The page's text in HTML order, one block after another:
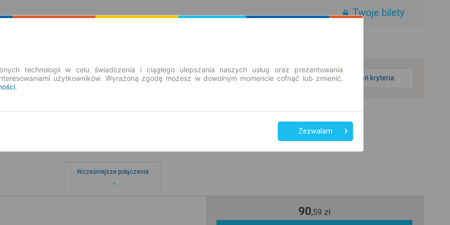
Twoje bilety
zmień kryteria
Wcześniejsze połączenia
90,59 zł
technologii w celu świadczenia i ciągłego ulepszania naszych usług oraz prezentowania
użytkowników. Wyrażoną zgodę możesz w dowolnym momencie cofnąć lub zmienić.
.
Zezwalam